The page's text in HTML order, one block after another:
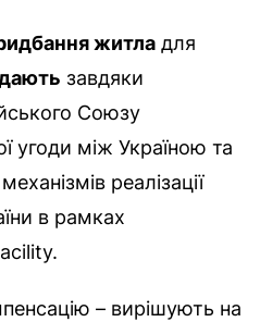
житла для
завдяки
Союзу
угоди між Україною та
реалізації
в рамках
– вирішують на